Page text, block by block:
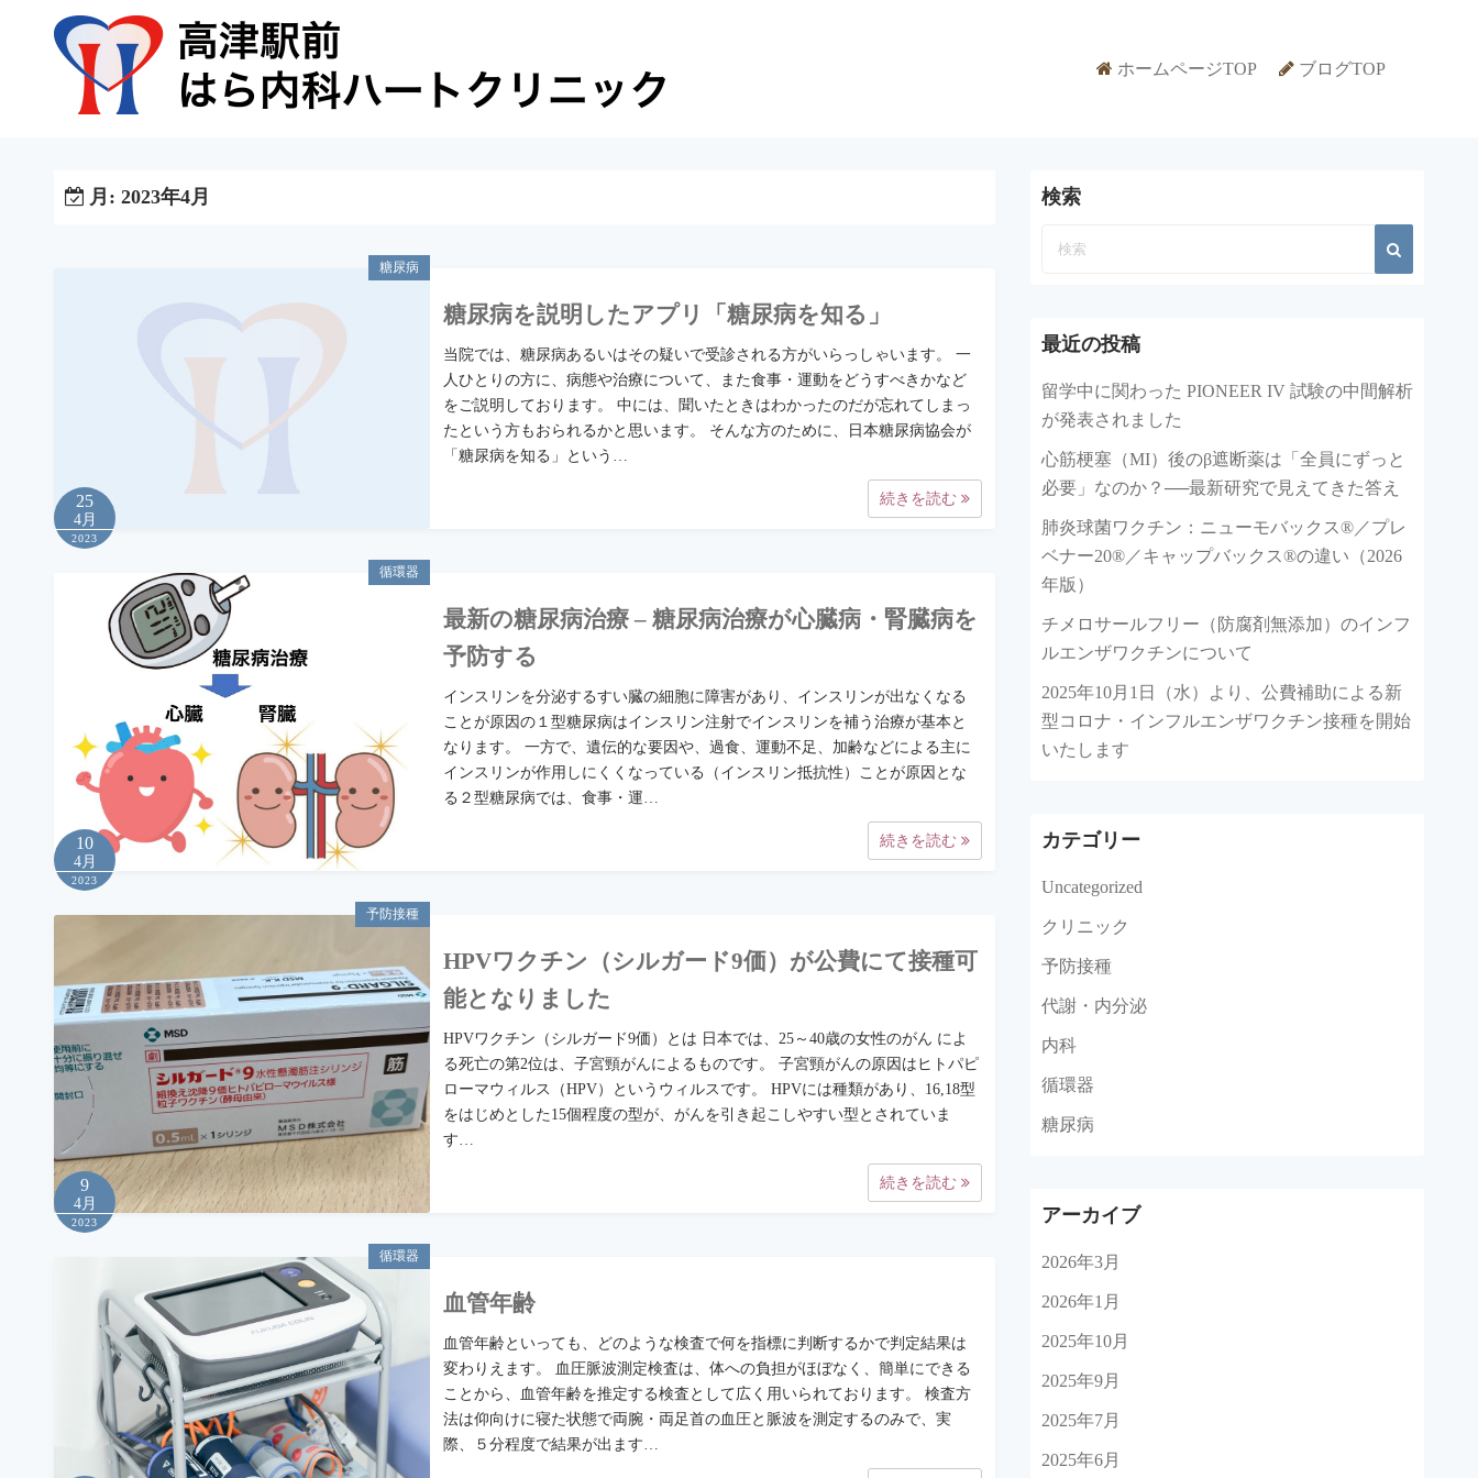
ホームページTOP ブログTOP
月: 2023年4月
糖尿病
25
4月
2023
糖尿病を説明したアプリ「糖尿病を知る」
当院では、糖尿病あるいはその疑いで受診される方がいらっしゃいます。 一
人ひとりの方に、病態や治療について、また食事・運動をどうすべきかなど
をご説明しております。 中には、聞いたときはわかったのだが忘れてしまっ
たという方もおられるかと思います。 そんな方のために、日本糖尿病協会が
「糖尿病を知る」という…
続きを読む
循環器
10
4月
2023
最新の糖尿病治療 – 糖尿病治療が心臓病・腎臓病を
予防する
インスリンを分泌するすい臓の細胞に障害があり、インスリンが出なくなる
ことが原因の１型糖尿病はインスリン注射でインスリンを補う治療が基本と
なります。 一方で、遺伝的な要因や、過食、運動不足、加齢などによる主に
インスリンが作用しにくくなっている（インスリン抵抗性）ことが原因とな
る２型糖尿病では、食事・運…
続きを読む
予防接種
9
4月
2023
HPVワクチン（シルガード9価）が公費にて接種可
能となりました
HPVワクチン（シルガード9価）とは 日本では、25～40歳の女性のがん によ
る死亡の第2位は、子宮頸がんによるものです。 子宮頸がんの原因はヒトパピ
ローマウィルス（HPV）というウィルスです。 HPVには種類があり、16,18型
をはじめとした15個程度の型が、がんを引き起こしやすい型とされていま
す…
続きを読む
循環器
血管年齢
血管年齢といっても、どのような検査で何を指標に判断するかで判定結果は
変わりえます。 血圧脈波測定検査は、体への負担がほぼなく、簡単にできる
ことから、血管年齢を推定する検査として広く用いられております。 検査方
法は仰向けに寝た状態で両腕・両足首の血圧と脈波を測定するのみで、実
際、５分程度で結果が出ます…
検索
最近の投稿
留学中に関わった PIONEER IV 試験の中間解析
が発表されました
心筋梗塞（MI）後のβ遮断薬は「全員にずっと
必要」なのか？──最新研究で見えてきた答え
肺炎球菌ワクチン：ニューモバックス®／プレ
ベナー20®／キャップバックス®の違い（2026
年版）
チメロサールフリー（防腐剤無添加）のインフ
ルエンザワクチンについて
2025年10月1日（水）より、公費補助による新
型コロナ・インフルエンザワクチン接種を開始
いたします
カテゴリー
Uncategorized
クリニック
予防接種
代謝・内分泌
内科
循環器
糖尿病
アーカイブ
2026年3月
2026年1月
2025年10月
2025年9月
2025年7月
2025年6月